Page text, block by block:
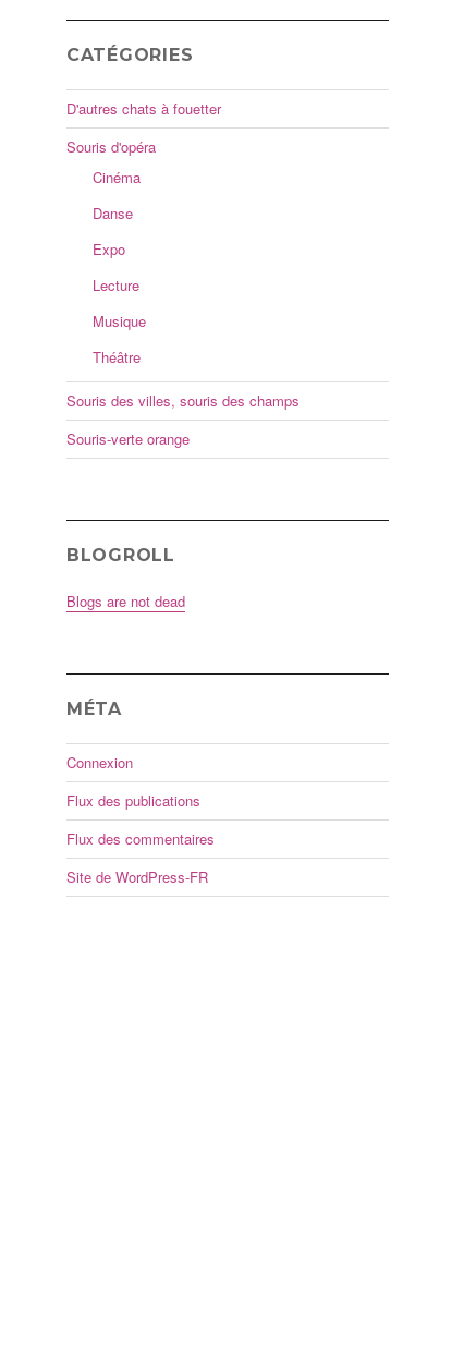
CATÉGORIES
D'autres chats à fouetter
Souris d'opéra
Cinéma
Danse
Expo
Lecture
Musique
Théâtre
Souris des villes, souris des champs
Souris-verte orange
BLOGROLL
Blogs are not dead
MÉTA
Connexion
Flux des publications
Flux des commentaires
Site de WordPress-FR